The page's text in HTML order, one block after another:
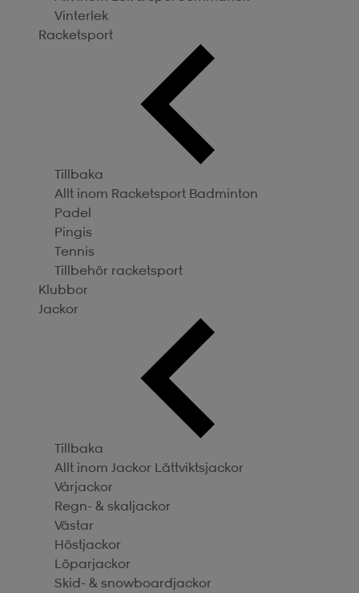
Vinterlek
Racketsport
Tillbaka
Allt inom Racketsport Badminton
Padel
Pingis
Tennis
Tillbehör racketsport
Klubbor
Jackor
Tillbaka
Allt inom Jackor Lättviktsjackor
Vårjackor
Regn- & skaljackor
Västar
Höstjackor
Löparjackor
Skid- & snowboardjackor